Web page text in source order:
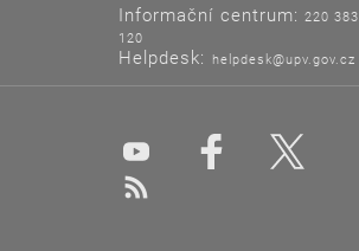
Informační centrum: 220 383
120
Helpdesk: helpdesk@upv.gov.cz